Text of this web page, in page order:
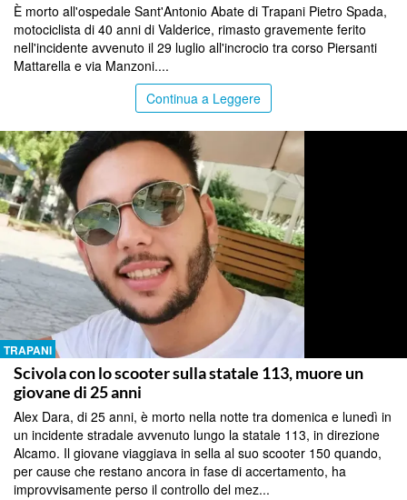
È morto all'ospedale Sant'Antonio Abate di Trapani Pietro Spada,
motociclista di 40 anni di Valderice, rimasto gravemente ferito
nell'incidente avvenuto il 29 luglio all'incrocio tra corso Piersanti
Mattarella e via Manzoni....
Continua a Leggere
TRAPANI
Scivola con lo scooter sulla statale 113, muore un
giovane di 25 anni
Alex Dara, di 25 anni, è morto nella notte tra domenica e lunedì in
un incidente stradale avvenuto lungo la statale 113, in direzione
Alcamo. Il giovane viaggiava in sella al suo scooter 150 quando,
per cause che restano ancora in fase di accertamento, ha
improvvisamente perso il controllo del mez...